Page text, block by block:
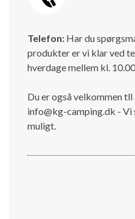
Telefon: Har du
produkter er vi klar ved
hverdage mellem kl.
Du er også velkommen tll
info@kg-camping.dk - Vi
muligt.